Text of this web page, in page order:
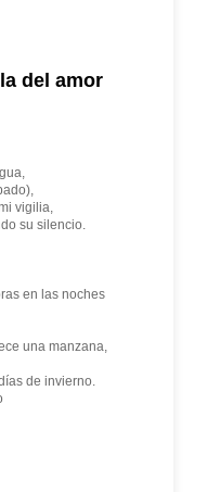
del amor
vigilia,
su silencio.
en las noches
una manzana,
de invierno.